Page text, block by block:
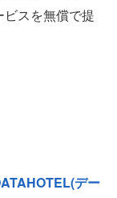
スを無償で提
デー